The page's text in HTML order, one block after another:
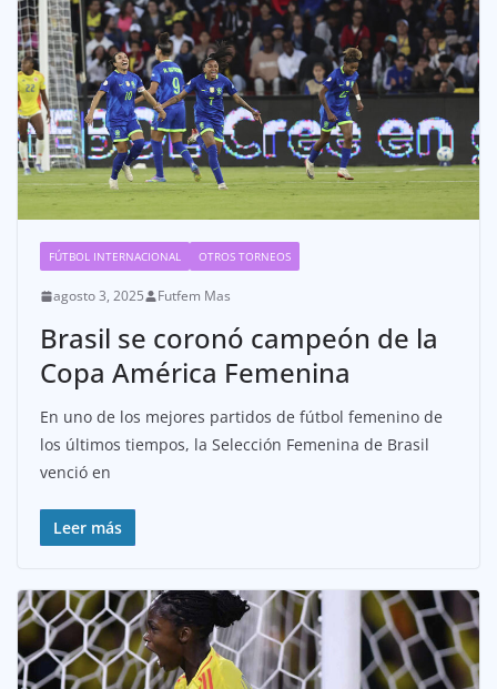
FÚTBOL INTERNACIONAL OTROS TORNEOS
agosto 3, 2025 Futfem Mas
Brasil se coronó campeón de la
Copa América Femenina
En uno de los mejores partidos de fútbol femenino de
los últimos tiempos, la Selección Femenina de Brasil
venció en
Leer más